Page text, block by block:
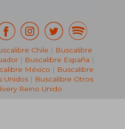
Chile | Buscalibre
| Buscalibre España |
México | Buscalibre
Unidos| Buscalibre Otros
Reino Unido